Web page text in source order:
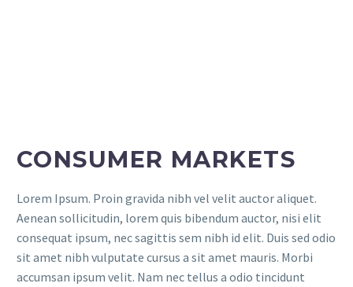
CONSUMER MARKETS
Lorem Ipsum. Proin gravida nibh vel velit auctor aliquet.
Aenean sollicitudin, lorem quis bibendum auctor, nisi elit
consequat ipsum, nec sagittis sem nibh id elit. Duis sed odio
sit amet nibh vulputate cursus a sit amet mauris. Morbi
accumsan ipsum velit. Nam nec tellus a odio tincidunt